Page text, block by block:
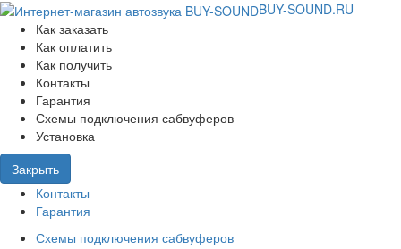
BUY-SOUND.RU
Как заказать
Как оплатить
Как получить
Контакты
Гарантия
Схемы подключения сабвуферов
Установка
Закрыть
Контакты
Гарантия
Схемы подключения сабвуферов